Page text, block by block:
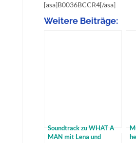
[asa]B0036BCCR4[/asa]
Weitere Beiträge:
Soundtrack zu WHAT A
MAN mit Lena und